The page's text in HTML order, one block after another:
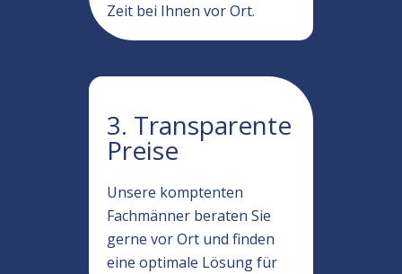
Zeit bei Ihnen vor Ort.
3. Transparente
Preise
Unsere komptenten
Fachmänner beraten Sie
gerne vor Ort und finden
eine optimale Lösung für